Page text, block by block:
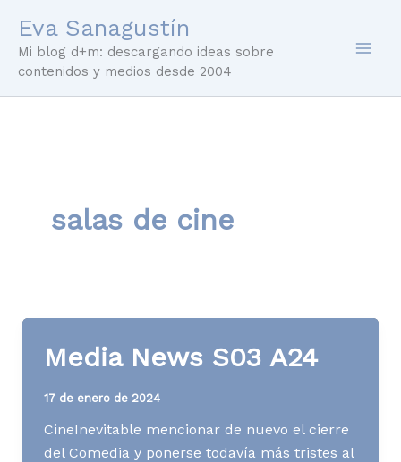
contenido
Eva Sanagustín
Mi blog d+m: descargando ideas sobre
contenidos y medios desde 2004
salas de cine
Media News S03 A24
17 de enero de 2024
CineInevitable mencionar de nuevo el cierre
del Comedia y ponerse todavía más tristes al